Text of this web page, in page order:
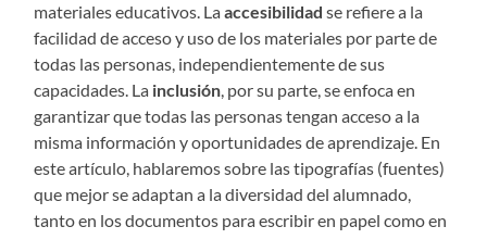
materiales educativos. Laaccesibilidad se refiere a la
facilidad de acceso y uso de los materiales por parte de
todas las personas, independientemente de sus
capacidades. La inclusión, por su parte, se enfoca en
garantizar que todas las personas tengan acceso a la
misma información y oportunidades de aprendizaje. En
este artículo, hablaremos sobre las tipografías (fuentes)
que mejor se adaptan a la diversidad del alumnado,
tanto en los documentos para escribir en papel como en